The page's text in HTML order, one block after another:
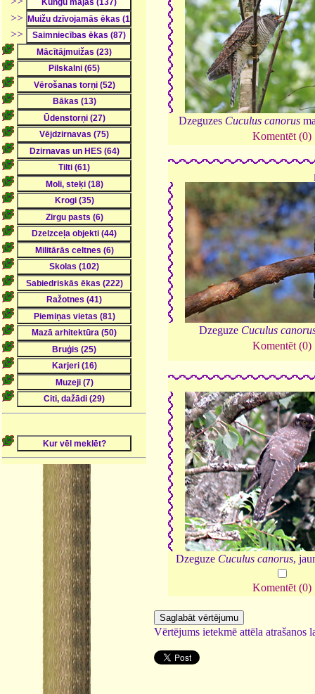
>>
>>
Dzeguzes Cuculus canorus
Komentēt (0)
Dzeguze Cuculus
Komentēt (0)
Dzeguze Cuculus canorus,
Komentēt (0)
Vērtējums ietekmē attēla atrašanos